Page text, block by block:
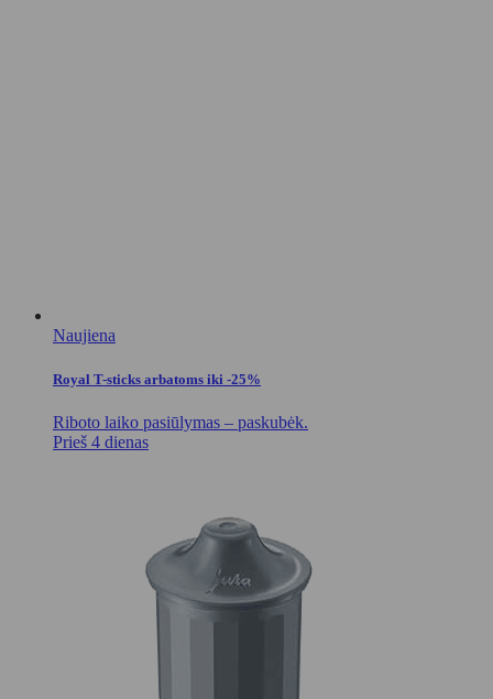
Naujiena
Royal T-sticks arbatoms iki -25%
Riboto laiko pasiūlymas – paskubėk.
Prieš 4 dienas